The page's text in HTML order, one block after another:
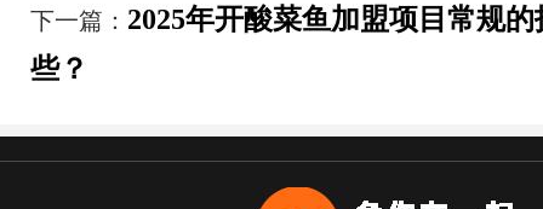
下一篇： 2025年开酸菜鱼加盟项目常规
些？